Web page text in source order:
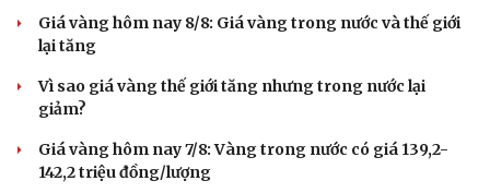
Giá vàng hôm nay 8/8: Giá vàng trong nước và thế giới
lại tăng
Vì sao giá vàng thế giới tăng nhưng trong nước lại
giảm?
Giá vàng hôm nay 7/8: Vàng trong nước có giá 139,2-
142,2 triệu đồng/lượng